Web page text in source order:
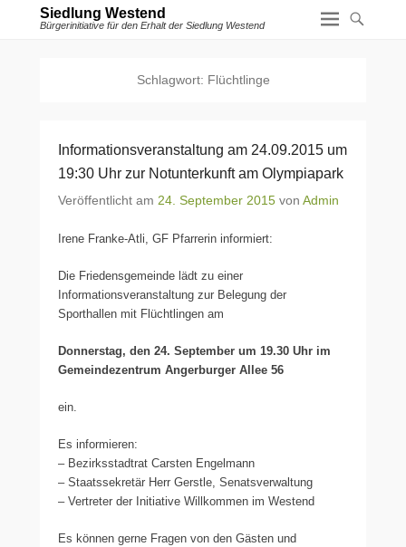
Siedlung Westend
Bürgerinitiative für den Erhalt der Siedlung Westend
Schlagwort: Flüchtlinge
Informationsveranstaltung am 24.09.2015 um
19:30 Uhr zur Notunterkunft am Olympiapark
Veröffentlicht am 24. September 2015 von Admin
Irene Franke-Atli, GF Pfarrerin informiert:
Die Friedensgemeinde lädt zu einer
Informationsveranstaltung zur Belegung der
Sporthallen mit Flüchtlingen am
Donnerstag, den 24. September um 19.30 Uhr im
Gemeindezentrum Angerburger Allee 56
ein.
Es informieren:
– Bezirksstadtrat Carsten Engelmann
– Staatssekretär Herr Gerstle, Senatsverwaltung
– Vertreter der Initiative Willkommen im Westend
Es können gerne Fragen von den Gästen und